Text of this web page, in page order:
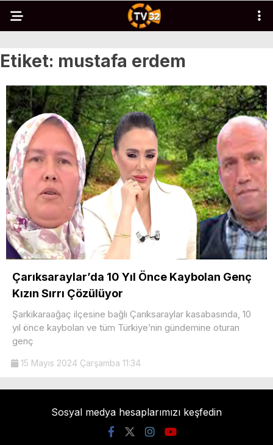
Etiket: mustafa erdem
Çarıksaraylar’da 10 Yıl Önce Kaybolan Genç
Kızın Sırrı Çözülüyor
Şarkikaraağaç ilçesine bağlı Çarıksaraylar kasabasında, 10
yıl önce kaybolan ve tüm Türkiye’nin gündemine oturan
genç
15 Mayıs 2024 Çarşamba 11:34
Sosyal medya hesaplarımızı keşfedin